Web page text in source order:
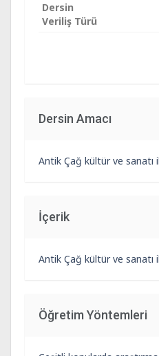
Dersin
Veriliş Türü
Dersin Amacı
Antik Çağ kültür ve sanatı
İçerik
Antik Çağ kültür ve sanatı
Öğretim Yöntemleri